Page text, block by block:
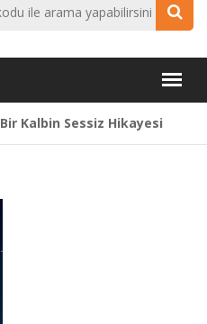
Bir Kalbin Sessiz Hikayesi